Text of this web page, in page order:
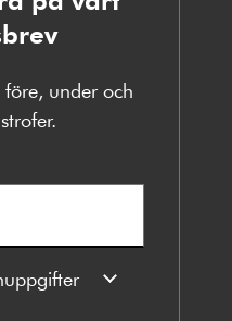
under och